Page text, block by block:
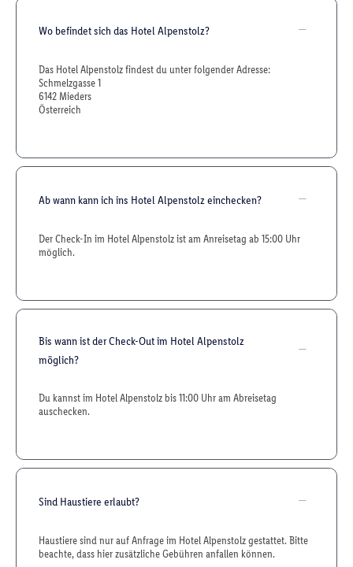
Wo befindet sich das Hotel Alpenstolz?
Das Hotel Alpenstolz findest du unter folgender Adresse:
Schmelzgasse 1
6142 Mieders
Österreich
Ab wann kann ich ins Hotel Alpenstolz einchecken?
Der Check-In im Hotel Alpenstolz ist am Anreisetag ab 15:00 Uhr
möglich.
Bis wann ist der Check-Out im Hotel Alpenstolz
möglich?
Du kannst im Hotel Alpenstolz bis 11:00 Uhr am Abreisetag
auschecken.
Sind Haustiere erlaubt?
Haustiere sind nur auf Anfrage im Hotel Alpenstolz gestattet. Bitte
beachte, dass hier zusätzliche Gebühren anfallen können.